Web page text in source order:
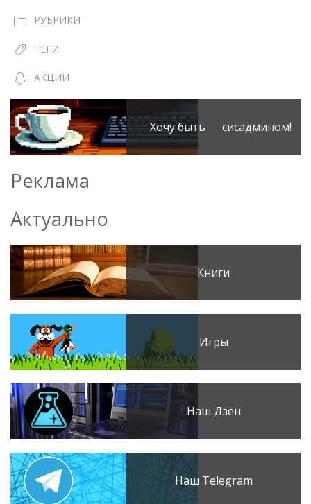
РУБРИКИ
ТЕГИ
АКЦИИ
Хочу быть сисадмином!
Реклама
Актуально
Книги
Игры
Наш Дзен
Наш Telegram